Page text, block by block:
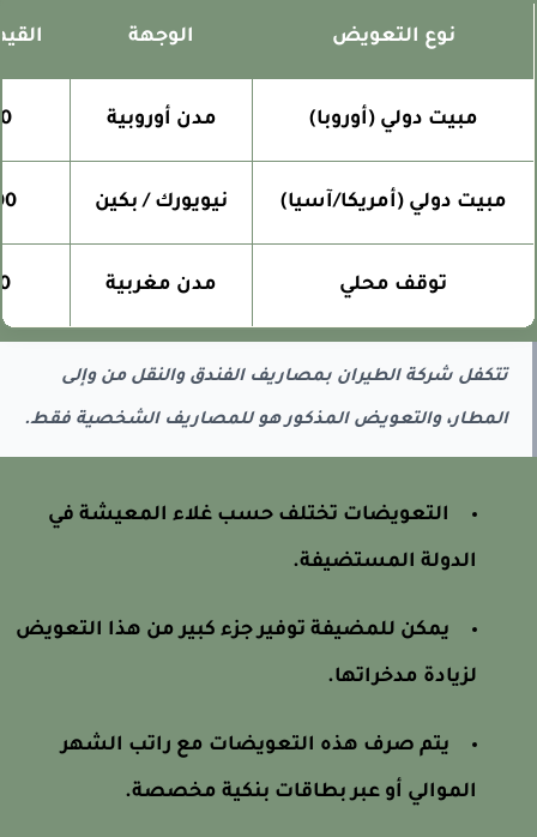
نوع التعويض الوجهة
مبيت دولي (أوروبا) مدن أوروبية 500 - 800 درهم
مبيت دولي (أمريكا/آسيا) نيويورك / بكين 900 - 1,200 درهم
توقف محلي مدن مغربية 200 - 350
تتكفل شركة الطيران بمصاريف الفندق والنقل من وإلى
المطار، والتعويض المذكور هو للمصاريف الشخصية فقط.
التعويضات تختلف حسب غلاء المعيشة في
الدولة المستضيفة.
يمكن للمضيفة توفير جزء كبير من هذا التعويض
لزيادة مدخراتها.
يتم صرف هذه التعويضات مع راتب الشهر
الموالي أو عبر بطاقات بنكية مخصصة.